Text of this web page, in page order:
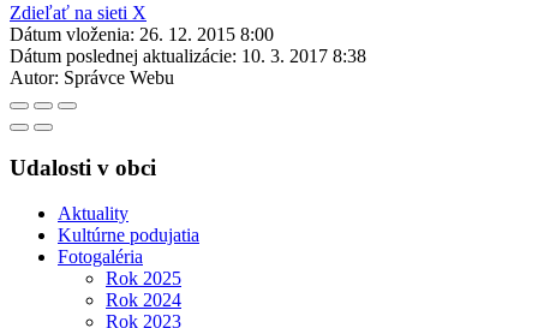
Zdieľať na sieti X
Dátum vloženia: 26. 12. 2015 8:00
Dátum poslednej aktualizácie: 10. 3. 2017 8:38
Autor: Správce Webu
Udalosti v obci
Aktuality
Kultúrne podujatia
Fotogaléria
Rok 2025
Rok 2024
Rok 2023